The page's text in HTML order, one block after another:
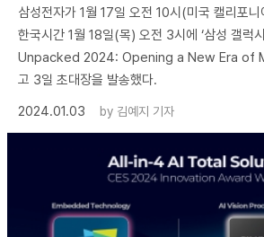
삼성전자가 1월 17일 오전 10시(미국 캘리포
한국시간 1월 18일(목) 오전 3시에 ‘삼성 갤
Unpacked 2024: Opening a New Era of
고 3일 초대장을 발송했다.
2024.01.03
by 김예지 기자